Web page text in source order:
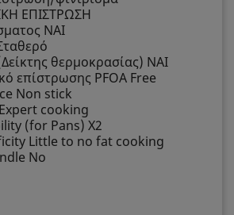
ΕΠΙΣΤΡΩΣΗ
ΝΑΙ
θερμοκρασίας) ΝΑΙ
επίστρωσης PFOA Free
Non stick
Expert cooking
(for Pans) X2
Little to no fat cooking
No